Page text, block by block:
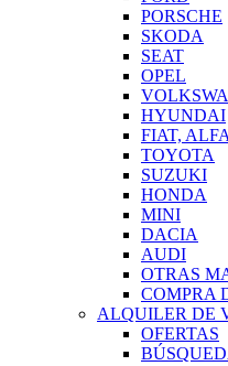
PORSCHE
SKODA
SEAT
OPEL
HYUNDAI
FIAT,
TOYOTA
SUZUKI
HONDA
MINI
DACIA
AUDI
OTRAS
COMPRA
ALQUILER DE
OFERTAS